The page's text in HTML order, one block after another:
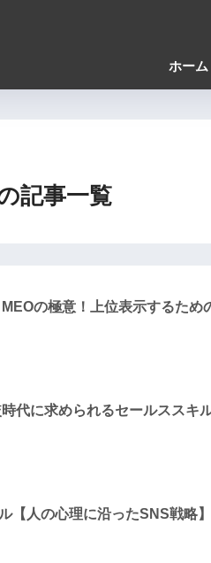
ホーム
記事一覧
の極意！上位表示するため
代に求められるセールススキ
【人の心理に沿ったSNS戦略】